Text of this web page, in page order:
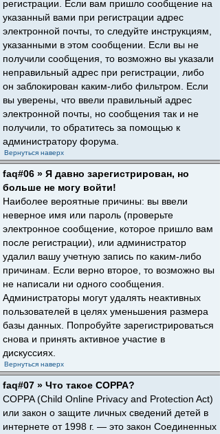
регистрации. Если вам пришло сообщение на
указанный вами при регистрации адрес
электронной почты, то следуйте инструкциям,
указанными в этом сообщении. Если вы не
получили сообщения, то возможно вы указали
неправильный адрес при регистрации, либо
он заблокирован каким-либо фильтром. Если
вы уверены, что ввели правильный адрес
электронной почты, но сообщения так и не
получили, то обратитесь за помощью к
администратору форума.
Вернуться наверх
faq#06 » Я давно зарегистрирован, но
больше не могу войти!
Наиболее вероятные причины: вы ввели
неверное имя или пароль (проверьте
электронное сообщение, которое пришло вам
после регистрации), или администратор
удалил вашу учетную запись по каким-либо
причинам. Если верно второе, то возможно вы
не написали ни одного сообщения.
Администраторы могут удалять неактивных
пользователей в целях уменьшения размера
базы данных. Попробуйте зарегистрироваться
снова и принять активное участие в
дискуссиях.
Вернуться наверх
faq#07 » Что такое COPPA?
COPPA (Child Online Privacy and Protection Act)
или закон о защите личных сведений детей в
интернете от 1998 г. — это закон Соединенных